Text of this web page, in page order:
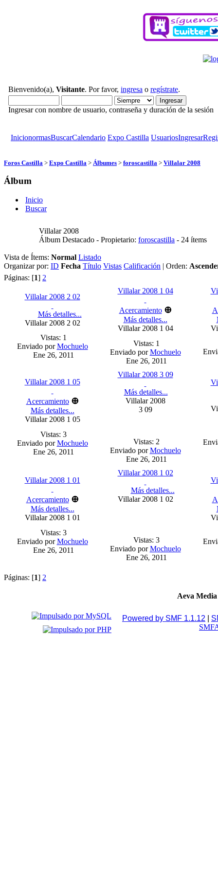
Bienvenido(a), Visitante. Por favor, ingresa o regístrate.
Ingresar con nombre de usuario, contraseña y duración de la sesión
InicionormasBuscarCalendario Expo Castilla UsuariosIngresar
Foros Castilla > Expo Castilla > Álbumes > foroscastilla > Villalar 2008
Álbum
Inicio
Buscar
Villalar 2008
Álbum Destacado - Propietario: foroscastilla - 24 ítems
Vista de Ítems: Normal Listado
Organizar por: ID Fecha Título Vistas Calificación | Orden:
Páginas: [1] 2
Villalar 2008 2 02
Más detalles...
Villalar 2008 2 02
Vistas: 1
Enviado porMochuelo
Ene 26, 2011
Villalar 2008 1 04
Acercamiento ⊕
Más detalles...
Villalar 2008 1 04
Vistas: 1
Enviado porMochuelo
Ene 26, 2011
Villalar 2008 1 05
Acercamiento ⊕
Más detalles...
Villalar 2008 1 05
Vistas: 3
Enviado porMochuelo
Ene 26, 2011
Villalar 2008 3 09
Más detalles...
Villalar 2008
3 09
Vistas: 2
Enviado porMochuelo
Ene 26, 2011
Villalar 2008 1 01
Acercamiento ⊕
Más detalles...
Villalar 2008 1 01
Vistas: 3
Enviado porMochuelo
Ene 26, 2011
Villalar 2008 1 02
Más detalles...
Villalar 2008 1 02
Vistas: 3
Enviado porMochuelo
Ene 26, 2011
Páginas: [1] 2
Aeva Media
Powered by SMF 1.1.12